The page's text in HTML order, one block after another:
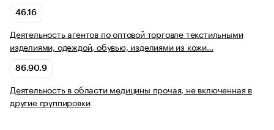
46.16
Деятельность агентов по оптовой торговле текстильными
изделиями, одеждой, обувью, изделиями из кожи…
86.90.9
Деятельность в области медицины прочая, не включенная в
другие группировки